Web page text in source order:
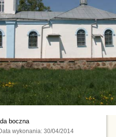
boczna
wykonania: 30/04/2014